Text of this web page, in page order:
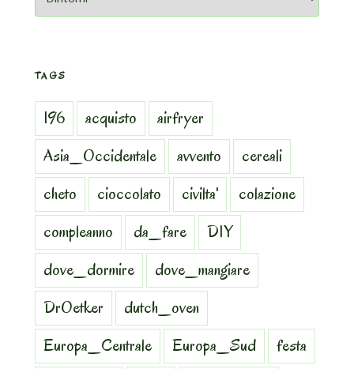
TAGS
196 acquisto
airfryer
Asia_Occidentale
avvento
cereali
cheto
cioccolato civilta'
colazione
compleanno
da_fare
DIY
dove_dormire
dove_mangiare
DrOetker
dutch_oven
Europa_Centrale
Europa_Sud
festa